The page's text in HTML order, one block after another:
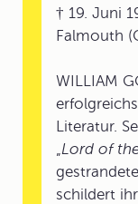
† 19. Juni
Falmouth
WILLIAM
Literatur.
„Lord of
schildert